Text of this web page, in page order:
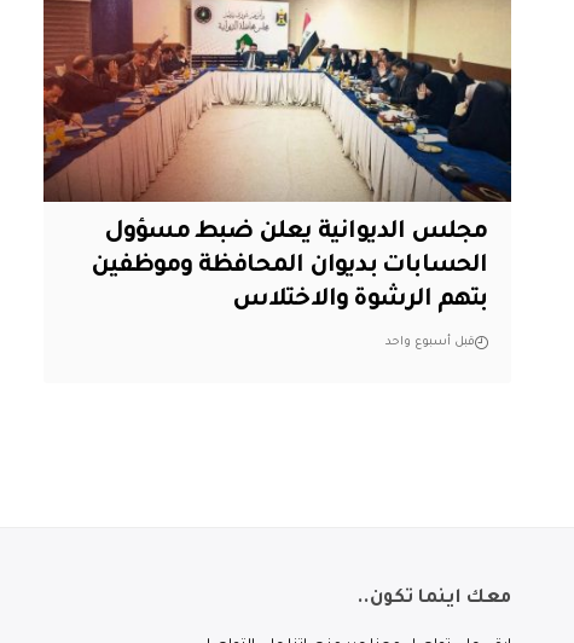
مجلس الديوانية يعلن ضبط مسؤول
الحسابات بديوان المحافظة وموظفين
بتهم الرشوة والاختلاس
قبل أسبوع واحد
معك اينما تكون..